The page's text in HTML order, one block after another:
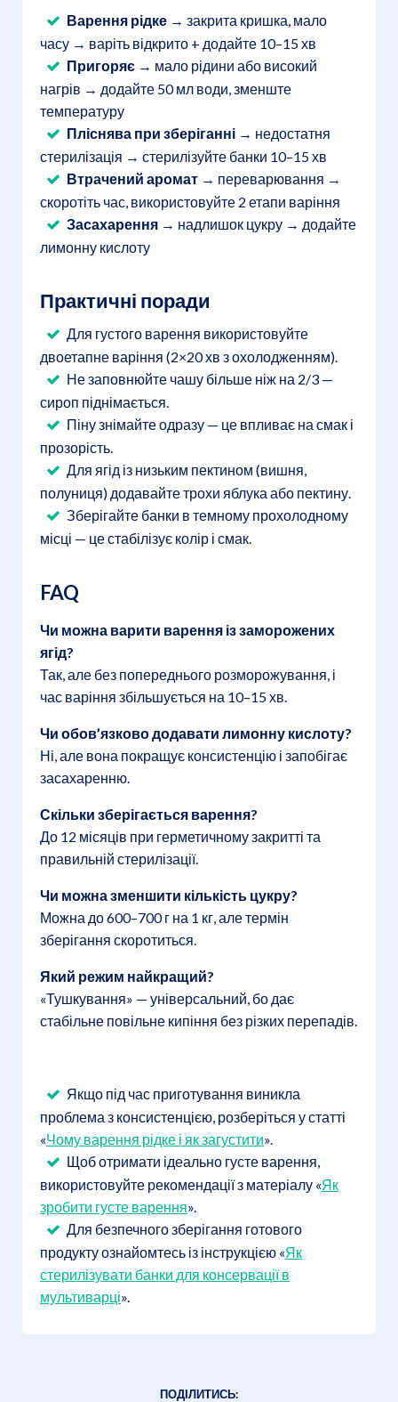
Варення рідке → закрита кришка, мало
часу → варіть відкрито + додайте 10–15 хв
Пригоряє → мало рідини або високий
нагрів → додайте 50 мл води, зменште
температуру
Пліснява при зберіганні → недостатня
стерилізація → стерилізуйте банки 10–15 хв
Втрачений аромат → переварювання →
скоротіть час, використовуйте 2 етапи варіння
Засахарення → надлишок цукру → додайте
лимонну кислоту
Практичні поради
Для густого варення використовуйте
двоетапне варіння (2×20 хв з охолодженням).
Не заповнюйте чашу більше ніж на 2/3 —
сироп піднімається.
Піну знімайте одразу — це впливає на смак і
прозорість.
Для ягід із низьким пектином (вишня,
полуниця) додавайте трохи яблука або пектину.
Зберігайте банки в темному прохолодному
місці — це стабілізує колір і смак.
FAQ
Чи можна варити варення із заморожених
ягід?
Так, але без попереднього розморожування, і
час варіння збільшується на 10–15 хв.
Чи обов’язково додавати лимонну кислоту?
Ні, але вона покращує консистенцію і запобігає
засахаренню.
Скільки зберігається варення?
До 12 місяців при герметичному закритті та
правильній стерилізації.
Чи можна зменшити кількість цукру?
Можна до 600–700 г на 1 кг, але термін
зберігання скоротиться.
Який режим найкращий?
«Тушкування» — універсальний, бо дає
стабільне повільне кипіння без різких перепадів.
Якщо під час приготування виникла
проблема з консистенцією, розберіться у статті
«Чому варення рідке і як загустити».
Щоб отримати ідеально густе варення,
використовуйте рекомендації з матеріалу «Як
зробити густе варення».
Для безпечного зберігання готового
продукту ознайомтесь із інструкцією «Як
стерилізувати банки для консервації в
мультиварці».
ПОДІЛИТИСЬ: